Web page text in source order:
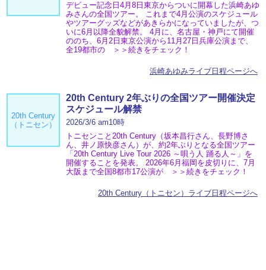
デビュー記念日4月8日東京からついに開幕した浜崎あゆ
みさんの全国ツアー。 これまで4月公演のスケジュール
やツアーグッズなどがあきらかになっていましたが、つ
いに6月以降全貌解禁。 4月に、名古屋・神戸にて開催
ののち、6月2日東京公演から11月27日兵庫公演まで、
全19都市の ＞＞続きをチェック！
浜崎あゆみライブ日程ページへ
20th Century
（トニセン）
20th Century 2年ぶりの全国ツアー開催決定
スケジュール解禁
2026/3/6 am10時
トニセンこと20th Century（坂本昌行さん、長野博さ
ん、井ノ原快彦さん）が、約2年ぶりとなる全国ツアー
「20th Century Live Tour 2026 ～唄う人 踊る人～」を
開催することを発表。 2026年6月福岡を皮切りに、7月
大阪まで全国8都市17公演が ＞＞続きをチェック！
20th Century（トニセン）ライブ日程ページへ